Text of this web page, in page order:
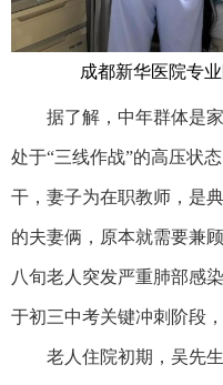
成都新华医院专
据了解，中年群体是家
处于“三线作战”的高压状
干，妻子为在职教师，是
的夫妻俩，原本就需要兼
八旬老人突发严重肺部感
于初三中考关键冲刺阶段
老人住院初期，吴先生